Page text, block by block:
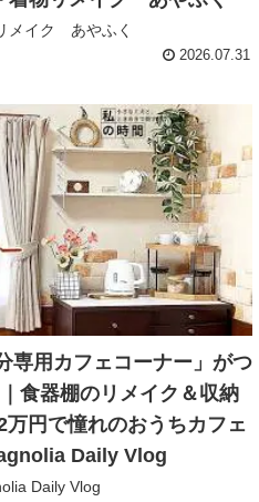
メイク あやふく
2026.07.31
専用カフェコーナー」がつ
食器棚のリメイク＆収納
万円で憧れのおうちカフェ
Daily Vlog
Daily Vlog